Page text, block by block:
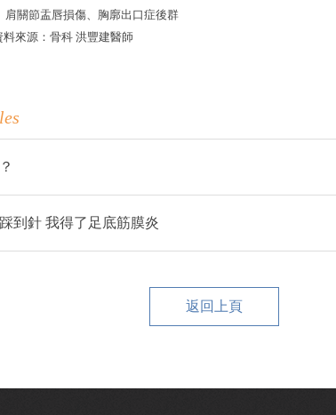
關節盂唇損傷、胸廓出口症後群
洪豐建醫師
到針 我得了足底筋膜炎
返回上頁